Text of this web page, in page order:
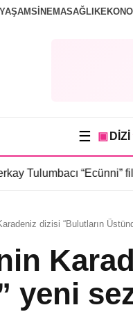
YAŞAMSİNEMASAĞLIK
☰ ▣ DİZİ
“Ecünni” filminde
dizisi “Bulutların
yeni